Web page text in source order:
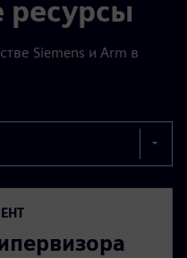
ресурсы
Siemens и Arm в